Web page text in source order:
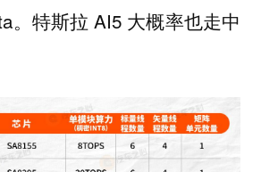
。特斯拉 AI5 大概率也走中